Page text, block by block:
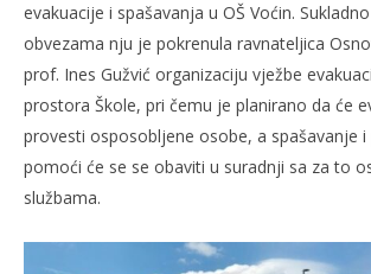
TRENUTNO OTVORENO
evakuacije i spašavanja u OŠ Voćin.
obvezama nju je pokrenula ravnateljica
prof. Ines Gužvić organizaciju vježbe
prostora Škole, pri čemu je planirano da će
provesti osposobljene osobe, a spašavanje i
pomoći će se se obaviti u suradnji sa za to
službama.